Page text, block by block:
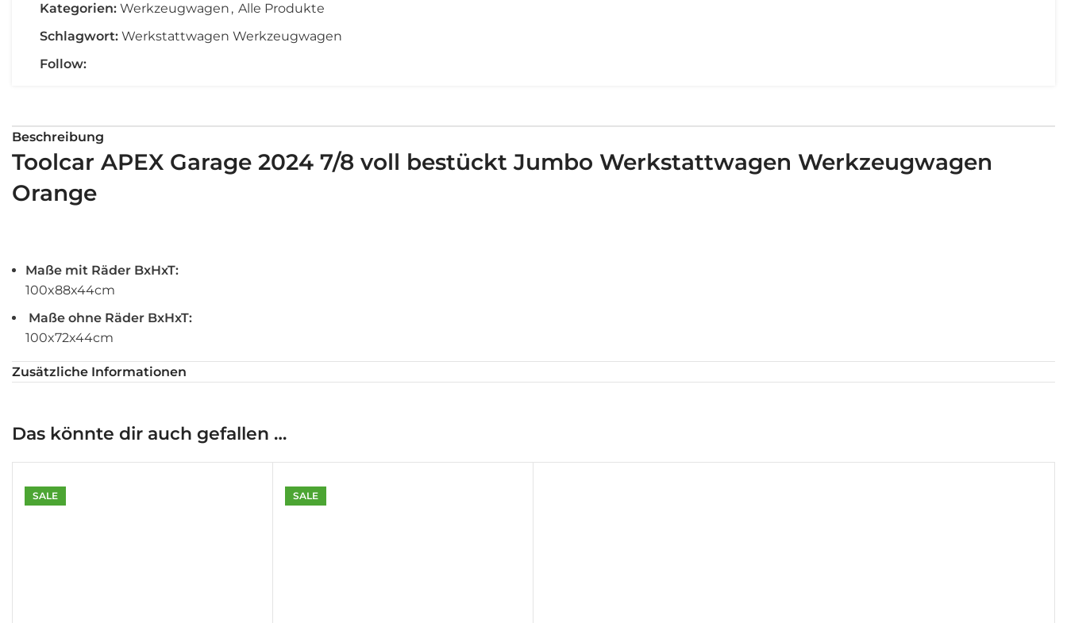
Kategorien: Werkzeugwagen , Alle Produkte
Schlagwort: Werkstattwagen Werkzeugwagen
Follow:
Beschreibung
Toolcar APEX Garage 2024 7/8 voll bestückt Jumbo Werkstattwagen Werkzeugwagen
Orange
Maße mit Räder BxHxT:
100x88x44cm
Maße ohne Räder BxHxT:
100x72x44cm
Gewicht:
89Kg
Schublade 2: Kraft-Steckschlüsselsatz
Zusätzliche Informationen
Das könnte dir auch gefallen …
SALE SALE